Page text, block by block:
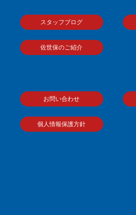
スタッフブログ
佐世保のご紹介
お問い合わせ
個人情報保護方針